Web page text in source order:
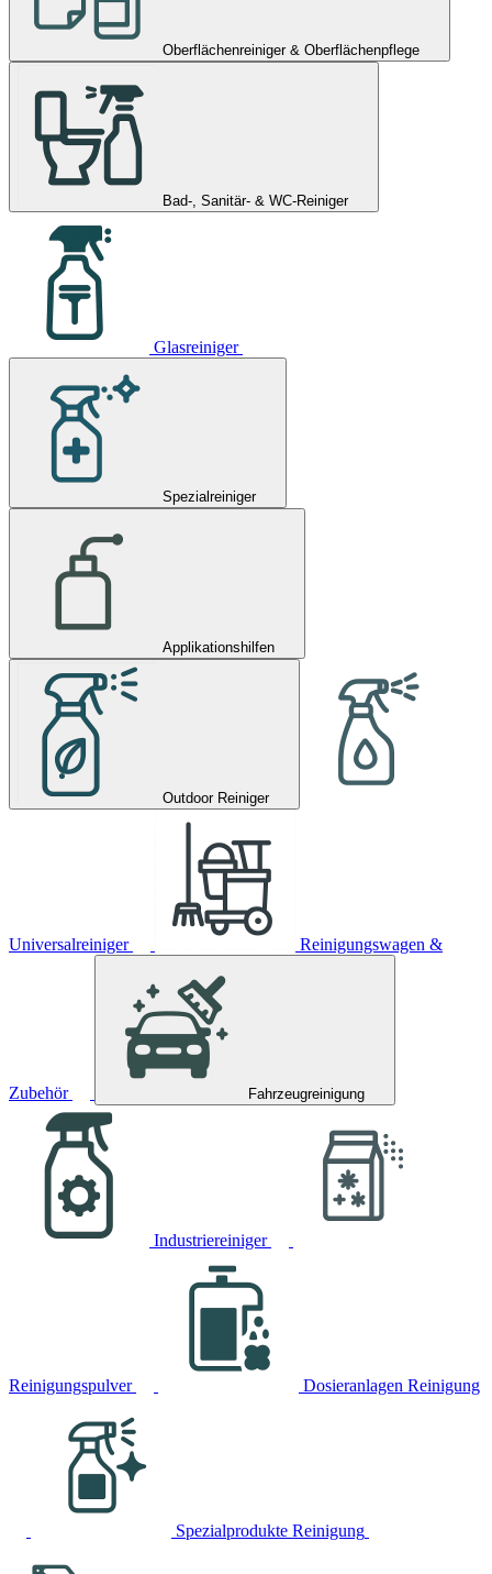
Oberflächenreiniger & Oberflächenpflege
Bad-, Sanitär- & WC-Reiniger
Glasreiniger
Spezialreiniger
Applikationshilfen
Outdoor Reiniger
Universalreiniger Reinigungswagen &
Zubehör Fahrzeugreinigung
Industriereiniger
Reinigungspulver Dosieranlagen Reinigung
Spezialprodukte Reinigung